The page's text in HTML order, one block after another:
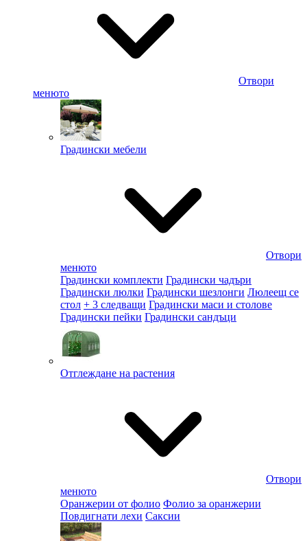
Отвори
менюто
Градински мебели
Отвори
менюто
Градински комплекти Градински чадъри
Градински люлки Градински шезлонги Люлеещ се
стол + 3 следващи Градински маси и столове
Градински пейки Градински сандъци
Отглеждане на растения
Отвори
менюто
Оранжерии от фолио Фолио за оранжерии
Повдигнати лехи Саксии